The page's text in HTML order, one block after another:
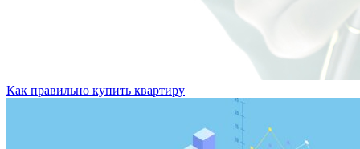
Как правильно купить квартиру